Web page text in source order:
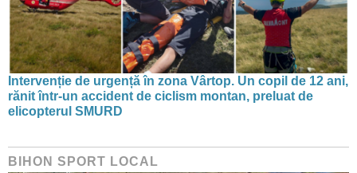
Intervenție de urgență în zona Vârtop. Un copil de 12 ani,
rănit într-un accident de ciclism montan, preluat de
elicopterul SMURD
BIHON SPORT LOCAL